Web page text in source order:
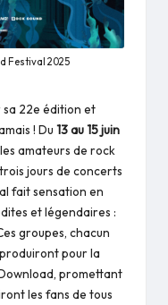
Festival 2025
22e édition et
! Du 13 au 15 juin
amateurs de rock
jours de concerts
fait sensation en
et légendaires :
groupes, chacun
pour la
promettant
les fans de tous